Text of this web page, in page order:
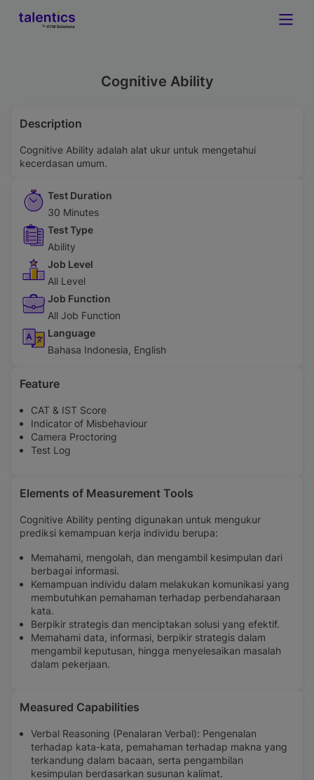
Cognitive Ability
Description
Cognitive Ability adalah alat ukur untuk mengetahui
kecerdasan umum.
Test Duration
30 Minutes
Test Type
Ability
Job Level
All Level
Job Function
All Job Function
Language
Bahasa Indonesia, English
Feature
CAT & IST Score
Indicator of Misbehaviour
Camera Proctoring
Test Log
Elements of Measurement Tools
Cognitive Ability penting digunakan untuk mengukur
prediksi kemampuan kerja individu berupa:
Memahami, mengolah, dan mengambil kesimpulan dari
berbagai informasi.
Kemampuan individu dalam melakukan komunikasi yang
membutuhkan pemahaman terhadap perbendaharaan
kata.
Berpikir strategis dan menciptakan solusi yang efektif.
Memahami data, informasi, berpikir strategis dalam
mengambil keputusan, hingga menyelesaikan masalah
dalam pekerjaan.
Measured Capabilities
Verbal Reasoning (Penalaran Verbal): Pengenalan
terhadap kata-kata, pemahaman terhadap makna yang
terkandung dalam bacaan, serta pengambilan
kesimpulan berdasarkan susunan kalimat.